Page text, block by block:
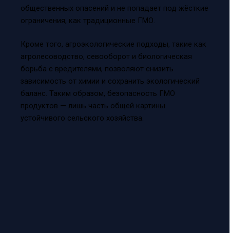
общественных опасений и не попадает под жёсткие
ограничения, как традиционные ГМО.
Кроме того, агроэкологические подходы, такие как
агролесоводство, севооборот и биологическая
борьба с вредителями, позволяют снизить
зависимость от химии и сохранить экологический
баланс. Таким образом, безопасность ГМО
продуктов — лишь часть общей картины
устойчивого сельского хозяйства.